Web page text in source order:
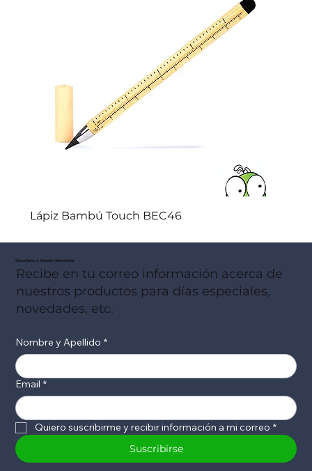
Lápiz Bambú Touch BEC46
Suscribete a Nuestro Newsletter
Recibe en tu correo información acerca de
nuestros productos para días especiales,
novedades, etc.
Nombre y Apellido *
Email *
Quiero suscribirme y recibir información a mi correo *
Suscribirse